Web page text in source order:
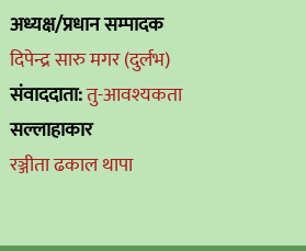
अध्यक्ष/प्रधान सम्पादक
दिपेन्द्र सारु मगर (दुर्लभ)
संवाददाता:तु-आवश्यकता
सल्लाहाकार
रञ्जीता ढकाल थापा